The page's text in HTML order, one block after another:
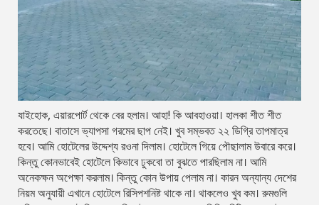
যাইহোক, এয়ারপোর্ট থেকে বের হলাম। আহা! কি আবহাওয়া। হালকা শীত শীত
করতেছে। বাতাসে ভ্যাপসা গরমের ছাপ নেই। খুব সম্ভবত ২২ ডিগ্রি তাপমাত্র
হবে। আমি হোটেলের উদ্দেশ্য রওনা দিলাম। হোটেলে গিয়ে পৌছালাম উবারে করে।
কিন্তু কোনভাবেই হোটেলে কিভাবে ঢুকবো তা বুঝতে পারছিলাম না। আমি
অনেকক্ষন অপেক্ষা করলাম। কিন্তু কোন উপায় পেলাম না। কারন অন্যান্য দেশের
নিয়ম অনুযায়ী এখানে হোটেলে রিসিপশনিষ্ট থাকে না। থাকলেও খুব কম। রুমগুলি